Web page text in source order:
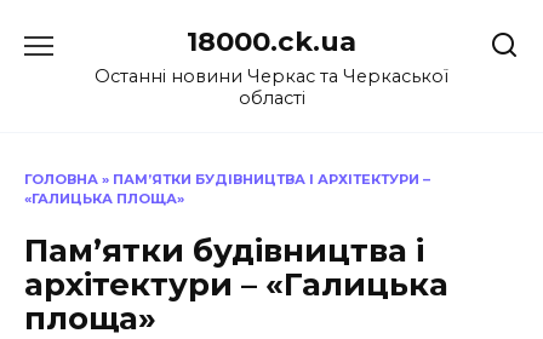
до
18000.ck.ua
Останні новини Черкас та Черкаської
області
ГОЛОВНА » ПАМ’ЯТКИ БУДІВНИЦТВА І АРХІТЕКТУРИ –
«ГАЛИЦЬКА ПЛОЩА»
Пам’ятки будівництва і
архітектури – «Галицька
площа»